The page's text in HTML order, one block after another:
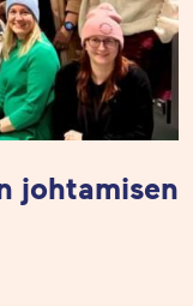
johtamisen